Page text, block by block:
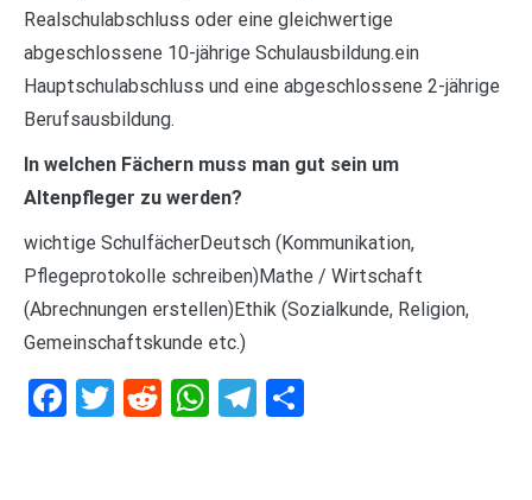
Realschulabschluss oder eine gleichwertige
abgeschlossene 10-jährige Schulausbildung.ein
Hauptschulabschluss und eine abgeschlossene 2-jährige
Berufsausbildung.
In welchen Fächern muss man gut sein um
Altenpfleger zu werden?
wichtige SchulfächerDeutsch (Kommunikation,
Pflegeprotokolle schreiben)Mathe / Wirtschaft
(Abrechnungen erstellen)Ethik (Sozialkunde, Religion,
Gemeinschaftskunde etc.)
Facebook
Twitter
RedditWhatsApp
Telegram